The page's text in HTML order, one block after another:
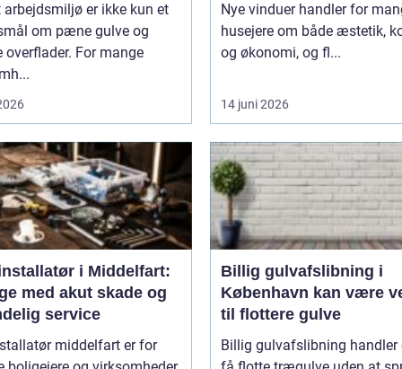
arbejdsmiljø er ikke kun et
om pæne gulve og
overflader. For mange
Nye vinduer handler for
husejere om både æstetik,
og økonomi, og fl...
14 juni 2026
i Middelfart:
med akut skade og
service
middelfart er for
Billig gulvafslibning i
København kan være
til flottere gulve
Billig gulvafslibning handler